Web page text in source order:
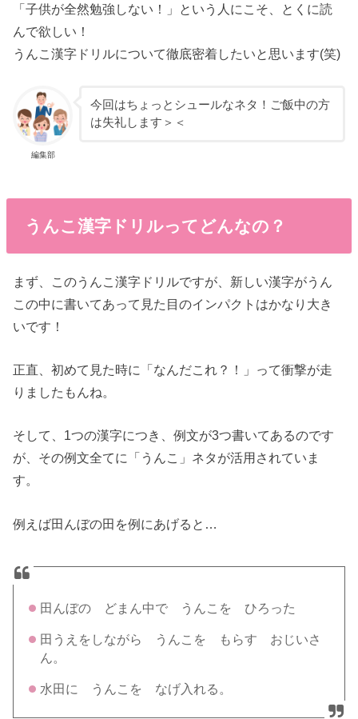
「子供が全然勉強しない！」という人にこそ、とくに読
んで欲しい！
うんこ漢字ドリルについて徹底密着したいと思います(笑)
編集部
今回はちょっとシュールなネタ！ご飯中の方
は失礼します＞＜
うんこ漢字ドリルってどんなの？
まず、このうんこ漢字ドリルですが、新しい漢字がうん
この中に書いてあって見た目のインパクトはかなり大き
いです！
正直、初めて見た時に「なんだこれ？！」って衝撃が走
りましたもんね。
そして、1つの漢字につき、例文が3つ書いてあるのです
が、その例文全てに「うんこ」ネタが活用されていま
す。
例えば田んぼの田を例にあげると…
田んぼの どまん中で うんこを ひろった
田うえをしながら うんこを もらす おじいさ
ん。
水田に うんこを なげ入れる。